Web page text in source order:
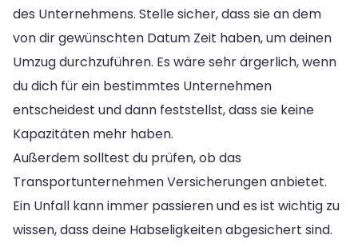
des Unternehmens. Stelle sicher, dass sie an dem
von dir gewünschten Datum Zeit haben, um deinen
Umzug durchzuführen. Es wäre sehr ärgerlich, wenn
du dich für ein bestimmtes Unternehmen
entscheidest und dann feststellst, dass sie keine
Kapazitäten mehr haben.
Außerdem solltest du prüfen, ob das
Transportunternehmen Versicherungen anbietet.
Ein Unfall kann immer passieren und es ist wichtig zu
wissen, dass deine Habseligkeiten abgesichert sind.